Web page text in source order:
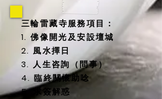
三輪雷藏寺服務項目：
1. 佛像開光及安設壇城
2. 風水擇日
3. 人生咨詢（問事）
4. 臨終關懷助唸
5. 求簽解惑